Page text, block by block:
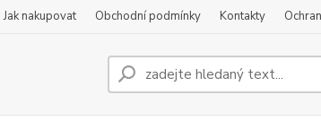
Jak nakupovat Obchodní podmínky Kontakty